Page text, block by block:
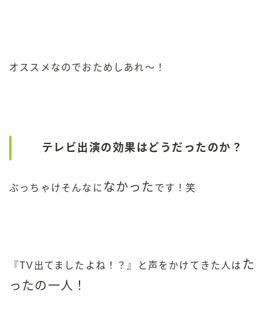
オススメなのでおためしあれ〜！
テレビ出演の効果はどうだったのか？
ぶっちゃけそんなに なかった です！笑
『TV出てましたよね！？』と声をかけてきた人は た
ったの一人！